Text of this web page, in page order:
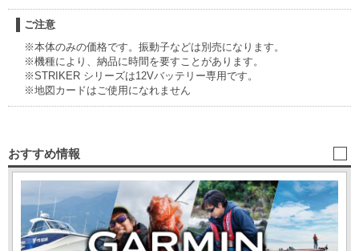
ご注意
※本体のみの価格です。振動子などは別売になります。
※機種により、納品に時間を要すことがあります。
※STRIKER シリーズは12Vバッテリー専用です。
※地図カードはご使用になれません
おすすめ情報